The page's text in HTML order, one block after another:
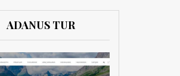
ADANUS TUR